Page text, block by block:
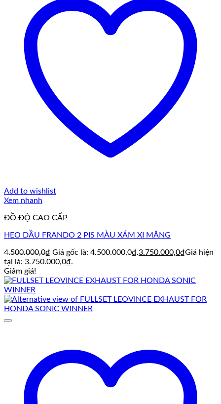
Add to wishlist
Xem nhanh
ĐỒ ĐỘ CAO CẤP
HEO DẦU FRANDO 2 PIS MÀU XÁM XI MĂNG
4.500.000,0₫ Giá gốc là: 4.500.000,0₫.3.750.000,0₫Giá hiện
tại là: 3.750.000,0₫.
Giảm giá!